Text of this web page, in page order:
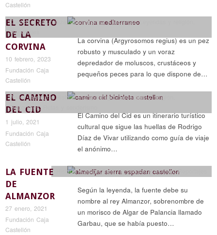
Castellón
EL SECRETO
DE LA
CORVINA
10 febrero, 2023
Fundación Caja
Castellón
Ciencia y naturaleza ,Gastronomía y enología,
Reportajes
La corvina (Argyrosomos regius) es un pez
robusto y musculado y un voraz
depredador de moluscos, crustáceos y
pequeños peces para lo que dispone de…
EL CAMINO
DEL CID
1 julio, 2021
Fundación Caja
Castellón
Arte y literatura,Historia y arqueología,Leyendas y religión
Reportajes,
El Camino del Cid es un itinerario turístico
cultural que sigue las huellas de Rodrigo
Díaz de Vivar utilizando como guía de viaje
el anónimo…
LA FUENTE
DE
ALMANZOR
27 enero, 2021
Fundación Caja
Castellón
Historia y arqueología,Leyendas y religión,Reportajes
Según la leyenda, la fuente debe su
nombre al rey Almanzor, sobrenombre de
un morisco de Algar de Palancia llamado
Garbau, que se había puesto…